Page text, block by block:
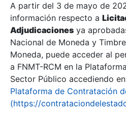
Erakutsi/Ezkutatu
Erakutsi/Ezkutatu
Erakutsi/Ezkutatu
A partir del 3 de mayo de
información respecto a
Adjudicaciones ya
Nacional de Moneda y
Moneda, puede acceder al
a FNMT-RCM en la
Sector Público accediendo
Plataforma de Contratación
(https://